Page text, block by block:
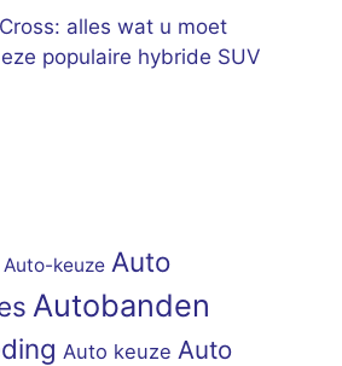
alles wat u moet
populaire hybride SUV
Auto-keuze Auto
Autobanden
Auto keuze Auto